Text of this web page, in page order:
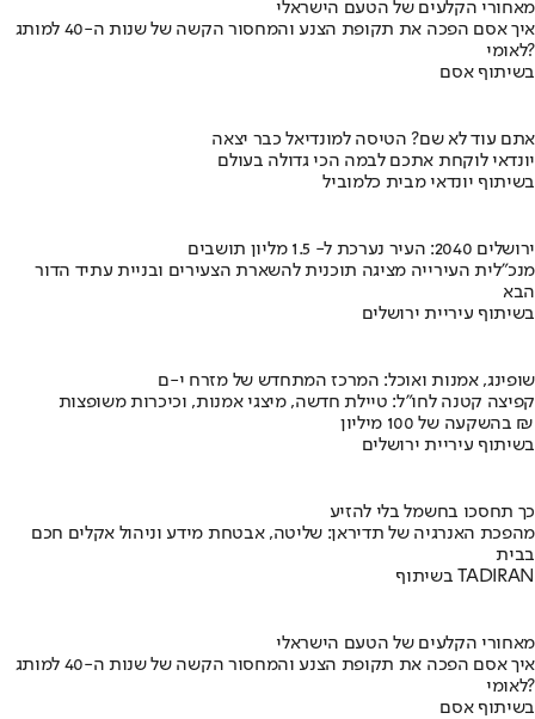
מאחורי הקלעים של הטעם הישראלי
איך אסם הפכה את תקופת הצנע והמחסור הקשה של שנות ה-40 למותג
לאומי?
בשיתוף אסם
אתם עוד לא שם? הטיסה למונדיאל כבר יצאה
יונדאי לוקחת אתכם לבמה הכי גדולה בעולם
בשיתוף יונדאי מבית כלמוביל
ירושלים 2040: העיר נערכת ל- 1.5 מליון תושבים
מנכ"לית העירייה מציגה תוכנית להשארת הצעירים ובניית עתיד הדור
הבא
בשיתוף עיריית ירושלים
שופינג, אמנות ואוכל: המרכז המתחדש של מזרח י-ם
קפיצה קטנה לחו"ל: טיילת חדשה, מיצגי אמנות, וכיכרות משופצות
בהשקעה של 100 מיליון ₪
בשיתוף עיריית ירושלים
כך תחסכו בחשמל בלי להזיע
מהפכת האנרגיה של תדיראן: שליטה, אבטחת מידע וניהול אקלים חכם
בבית
בשיתוף TADIRAN
מאחורי הקלעים של הטעם הישראלי
איך אסם הפכה את תקופת הצנע והמחסור הקשה של שנות ה-40 למותג
לאומי?
בשיתוף אסם